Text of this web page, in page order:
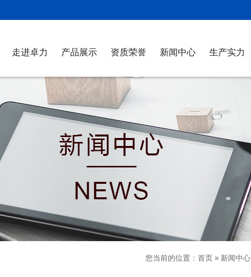
走进卓力 产品展示 资质荣誉 新闻中心 生产实力
您当前的位置： 首页 » 新闻中心